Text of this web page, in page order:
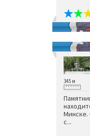
345 м
Минске.
с...